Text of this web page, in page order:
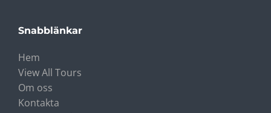
Snabblänkar
Hem
View All Tours
Om oss
Kontakta